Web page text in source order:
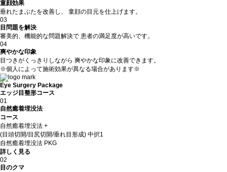
童顔効果
垂れたまぶたを改善し、 童顔の目元を仕上げます。
03
目問題を解決
審美的、機能的な問題解決で 患者の満足度が高いです。
04
爽やかな印象
目つきがくっきりしながら 爽やかな印象に改善できます。
※個人によって施術効果が異なる場合があります※
Eye Surgery Package
エッジ目整形コース
01
自然癒着埋没法
コース
自然癒着埋没法 +
(目頭切開/目尻切開/垂れ目形成) 中択1
自然癒着埋没法 PKG
詳しく見る
02
目のクマ